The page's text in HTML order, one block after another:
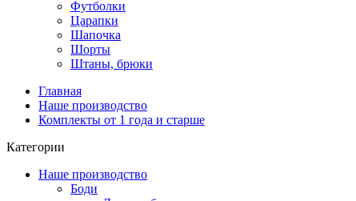
Футболки
Царапки
Шапочка
Шорты
Штаны, брюки
Главная
Наше производство
Комплекты от 1 года и старше
Категории
Наше производство
Боди